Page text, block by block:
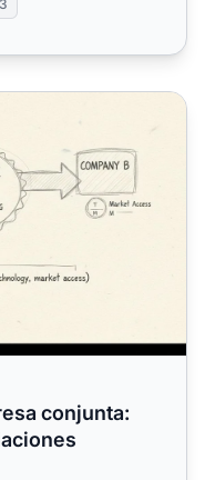
Guía completa
conjunta: